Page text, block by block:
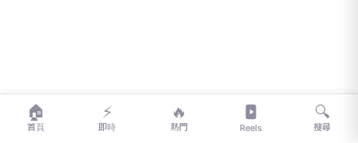
🏠
首頁
⚡
即時
🔥
熱門 Reels
🔍
搜尋